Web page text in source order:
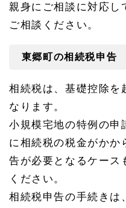
1
相続
告
1
税務
署の
連絡
1.
親身にご相談に対応し
ご相談ください。
東郷町の相続税申告
相続税は、基礎控除を
なります。
小規模宅地の特例の申
に相続税の税金がかか
告が必要となるケース
ください。
相続税申告の手続きは